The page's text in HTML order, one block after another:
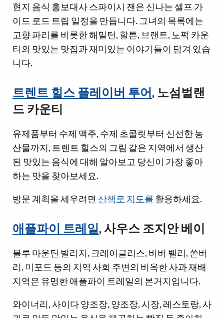
현지 음식 홍보대사 스파이시 잰은 신나는 셀프 가
이드 로드 트립 일정을 만듭니다. 그녀의 목록에는
고향 파리를 비롯한 해밀턴, 할튼, 브랜트, 노퍽 카운
티의 맛있는 맛집과 재미있는 이야기들이 담겨 있습
니다.
트렌트 힐스 플레이버 투어, 노섬벌랜
드 카운티
유제품부터 수제 맥주, 수제 초콜릿부터 신선한 농
산물까지, 트렌트 힐스의 그림 같은 지역에서 생산
된 맛있는 음식에 대해 알아보고 당신이 가장 좋아
하는 맛을 찾아보세요.
방문 계획을 세우려면 산책로 지도를 활용하세요.
애플파이 트레일, 사우스 조지안 베이
블루 마운틴 빌리지, 크레이글리스, 비버 밸리, 쏜버
리, 미포드 등의 지역 사회 주변의 비옥한 사과 재배
지역은 유명한 애플파이 트레일의 본거지입니다.
와이너리, 사이다 양조장, 양조장, 시장, 레스토랑, 사